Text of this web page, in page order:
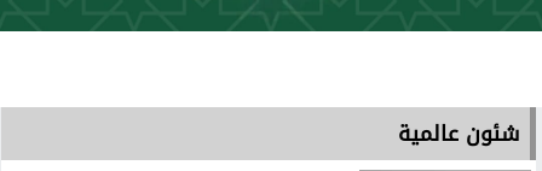
شئون عالمية